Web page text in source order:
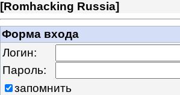
[Romhacking Russia]
Форма входа
Логин:
Пароль:
запомнить